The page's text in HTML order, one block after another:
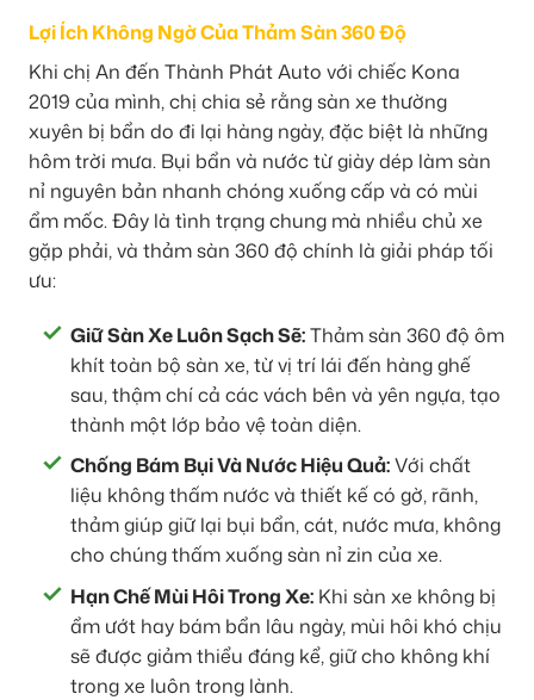
Lợi Ích Không Ngờ Của Thảm Sàn 360 Độ
Khi chị An đến Thành Phát Auto với chiếc Kona
2019 của mình, chị chia sẻ rằng sàn xe thường
xuyên bị bẩn do đi lại hàng ngày, đặc biệt là những
hôm trời mưa. Bụi bẩn và nước từ giày dép làm sàn
nỉ nguyên bản nhanh chóng xuống cấp và có mùi
ẩm mốc. Đây là tình trạng chung mà nhiều chủ xe
gặp phải, và thảm sàn 360 độ chính là giải pháp tối
ưu:
Giữ Sàn Xe Luôn Sạch Sẽ:Thảm sàn 360 độ ôm
khít toàn bộ sàn xe, từ vị trí lái đến hàng ghế
sau, thậm chí cả các vách bên và yên ngựa, tạo
thành một lớp bảo vệ toàn diện.
Chống Bám Bụi Và Nước Hiệu Quả:Với chất
liệu không thấm nước và thiết kế có gờ, rãnh,
thảm giúp giữ lại bụi bẩn, cát, nước mưa, không
cho chúng thấm xuống sàn nỉ zin của xe.
Hạn Chế Mùi Hôi Trong Xe: Khi sàn xe không bị
ẩm ướt hay bám bẩn lâu ngày, mùi hôi khó chịu
sẽ được giảm thiểu đáng kể, giữ cho không khí
trong xe luôn trong lành.